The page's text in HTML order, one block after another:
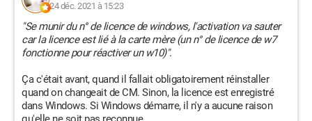
24 déc. 2021 à 15:23
"Se munir du n° de licence de windows, l'activation va sauter
car la licence est lié à la carte mère (un n° de licence de w7
fonctionne pour réactiver un w10)".
Ça c'était avant, quand il fallait obligatoirement réinstaller
quand on changeait de CM. Sinon, la licence est enregistré
dans Windows. Si Windows démarre, il n'y a aucune raison